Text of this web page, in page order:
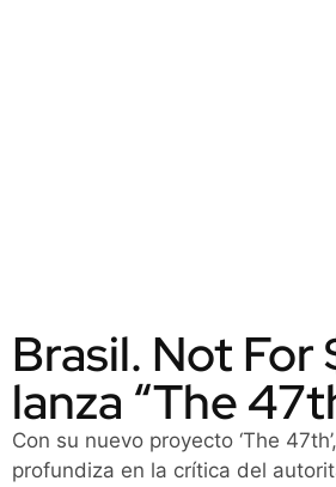
Brasil. Not For
lanza “The
Con su nuevo proyecto ‘The
profundiza en la crítica del